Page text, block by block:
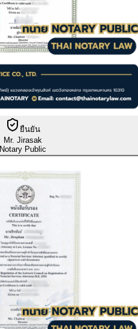
ยืนยัน
Mr. Jirasak
Notary Public